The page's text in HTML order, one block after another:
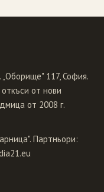
„Оборище" 117, София.
от нови
от 2008 г.
Партньори: